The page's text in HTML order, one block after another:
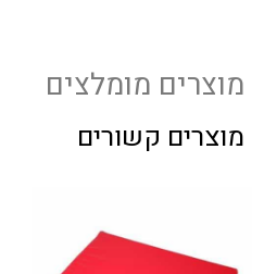
מוצרים מומלצים
מוצרים קשורים